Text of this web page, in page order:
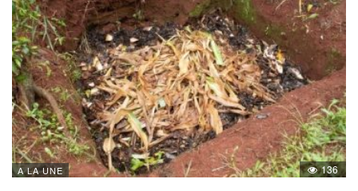
A LA UNE 136